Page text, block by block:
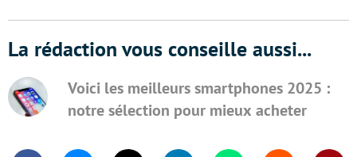
La rédaction vous conseille aussi...
Voici les meilleurs smartphones 2025 :
notre sélection pour mieux acheter